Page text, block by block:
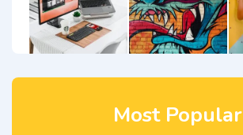
Most Popular